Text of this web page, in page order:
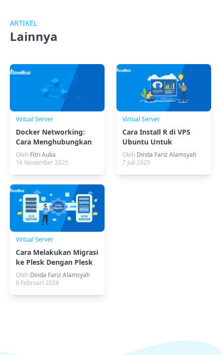
ARTIKEL
Lainnya
Virtual Server
Docker Networking:
Cara Menghubungkan
Container dengan
Mudah
Oleh Fitri Aulia
16 November 2025
Virtual Server
Cara Install R di VPS
Ubuntu Untuk
Pemrograman Statistik
Oleh Dinda Fariz Alamsyah
7 Juli 2025
Virtual Server
Cara Melakukan Migrasi
ke Plesk Dengan Plesk
Migrator
Oleh Dinda Fariz Alamsyah
6 Februari 2026